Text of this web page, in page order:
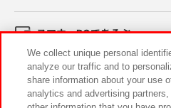
スマホ・PCであそぶ
イベント・キャンペーン
We collect unique personal
analyze our traffic and to
share information about your use
analytics and advertising